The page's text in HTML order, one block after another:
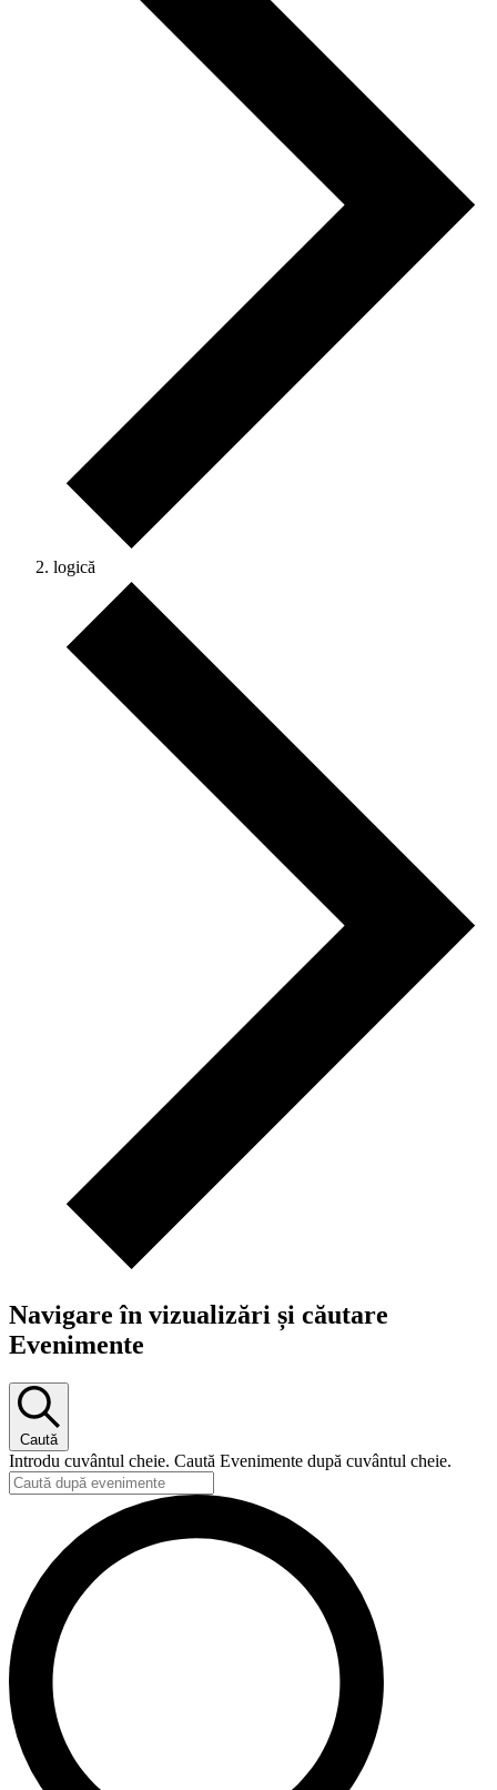
logică
Navigare în vizualizări și căutare
Evenimente
Caută
Introdu cuvântul cheie. Caută Evenimente după cuvântul cheie.